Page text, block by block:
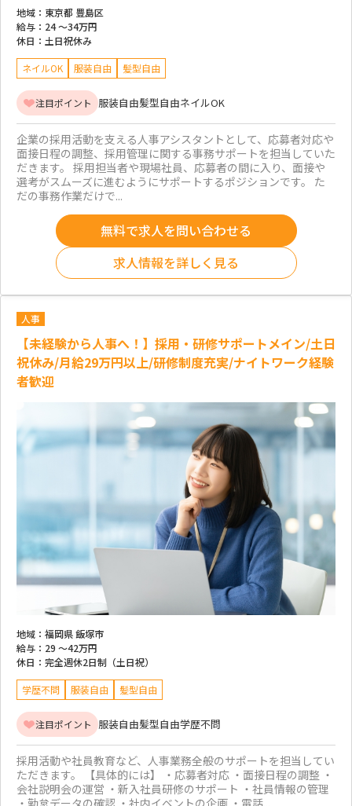
地域： 東京都 豊島区
給与： 24 ～34万円
休日： 土日祝休み
ネイルOK 服装自由 髪型自由
注目ポイント 服装自由髪型自由ネイルOK
企業の採用活動を支える人事アシスタントとして、応募者対応や
面接日程の調整、採用管理に関する事務サポートを担当していた
だきます。 採用担当者や現場社員、応募者の間に入り、面接や
選考がスムーズに進むようにサポートするポジションです。 た
だの事務作業だけで...
無料で求人を問い合わせる
求人情報を詳しく見る
人事
【未経験から人事へ！】採用・研修サポートメイン/土日
祝休み/月給29万円以上/研修制度充実/ナイトワーク経験
者歓迎
地域： 福岡県 飯塚市
給与： 29 ～42万円
休日： 完全週休2日制（土日祝）
学歴不問 服装自由 髪型自由
注目ポイント 服装自由髪型自由学歴不問
採用活動や社員教育など、人事業務全般のサポートを担当してい
ただきます。 【具体的には】 ・応募者対応 ・面接日程の調整 ・
会社説明会の運営 ・新入社員研修のサポート ・社員情報の管理
・勤怠データの確認 ・社内イベントの企画 ・電話...